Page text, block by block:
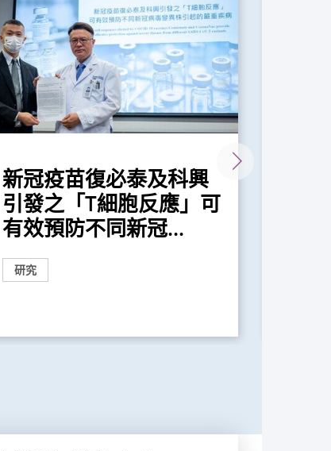
新冠疫苗復必泰及科興
引發之「T細胞反應」可
有效預防不同新冠...
研究